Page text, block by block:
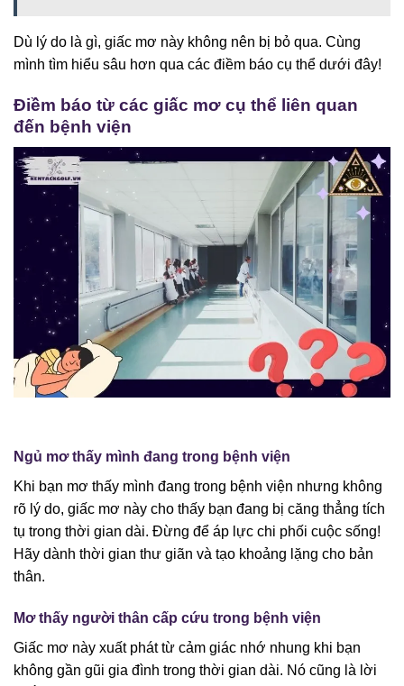
Dù lý do là gì, giấc mơ này không nên bị bỏ qua. Cùng
mình tìm hiểu sâu hơn qua các điềm báo cụ thể dưới đây!
Điềm báo từ các giấc mơ cụ thể liên quan
đến bệnh viện
Ngủ mơ thấy mình đang trong bệnh viện
Khi bạn mơ thấy mình đang trong bệnh viện nhưng không
rõ lý do, giấc mơ này cho thấy bạn đang bị căng thẳng tích
tụ trong thời gian dài. Đừng để áp lực chi phối cuộc sống!
Hãy dành thời gian thư giãn và tạo khoảng lặng cho bản
thân.
Mơ thấy người thân cấp cứu trong bệnh viện
Giấc mơ này xuất phát từ cảm giác nhớ nhung khi bạn
không gần gũi gia đình trong thời gian dài. Nó cũng là lời